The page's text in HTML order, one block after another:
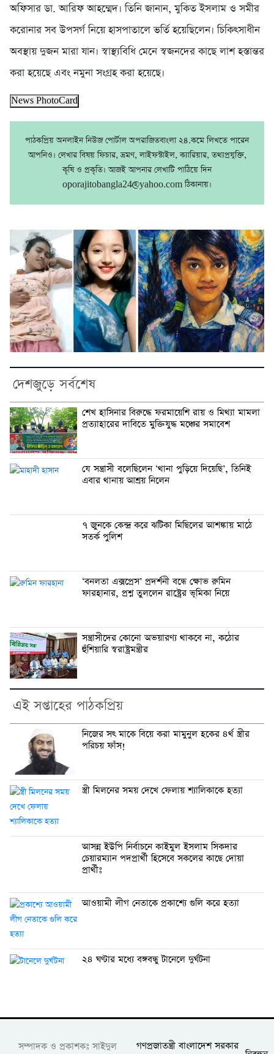
অফিসার ডা. আরিফ আহম্মেদ। তিনি জানান, মুকিত ইসলাম ও সমীর
করোনার সব উপসর্গ নিয়ে হাসপাতালে ভর্তি হয়েছিলেন। চিকিৎসাধীন
অবস্থায় দুজন মারা যান। স্বাস্থ্যবিধি মেনে স্বজনদের কাছে লাশ হস্তান্তর
করা হয়েছে এবং নমুনা সংগ্রহ করা হয়েছে।
News PhotoCard
পাঠকপ্রিয় অনলাইন নিউজ পোর্টাল অপরাজিতবাংলা ২৪.কমে লিখতে পারেন
আপনিও। লেখার বিষয় ফিচার, ভ্রমণ, লাইফস্টাইল, ক্যারিয়ার, তথ্যপ্রযুক্তি,
কৃষি ও প্রকৃতি। আজই আপনার লেখাটি পাঠিয়ে দিন
oporajitobangla24@yahoo.com ঠিকানায়।
দেশজুড়ে সর্বশেষ
শেখ হাসিনার বিরুদ্ধে ফরমায়েশি রায় ও মিথ্যা মামলা
প্রত্যাহারের দাবিতে মুক্তিযুদ্ধ মঞ্চের সমাবেশ
যে সন্ত্রাসী বলেছিলেন ‘থানা পুড়িয়ে দিয়েছি’, তিনিই
এবার থানায় আশ্রয় নিলেন
৭ জুনকে কেন্দ্র করে ঝটিকা মিছিলের আশঙ্কায় মাঠে
সতর্ক পুলিশ
‘বনলতা এক্সপ্রেস’ প্রদর্শনী বন্ধে ক্ষোভ রুমিন
ফারহানার, প্রশ্ন তুললেন রাষ্ট্রের ভূমিকা নিয়ে
সন্ত্রাসীদের কোনো অভয়ারণ্য থাকবে না, কঠোর
হুঁশিয়ারি স্বরাষ্ট্রমন্ত্রীর
এই সপ্তাহের পাঠকপ্রিয়
নি‌জের সৎ মা‌কে বি‌য়ে করা মামুনুল হ‌কের ৪র্থ স্ত্রীর
প‌রিচয় ফাঁস!
স্ত্রী মিলনের সময় দেখে ফেলায় শ্যালিকাকে হত্যা
আসন্ন ইউপি নির্বাচনে কাইমুল ইসলাম সিকদার
চেয়ারম্যান পদপ্রার্থী হিসেবে সকলের কাছে দোয়া
প্রার্থীঃ
আওয়ামী লীগ নেতাকে প্রকাশ্যে গুলি করে হত্যা
২৪ ঘণ্টার মধ্যে বঙ্গবন্ধু টানেলে দুর্ঘটনা
সম্পাদক ও প্রকাশকঃ সাইদুল গণপ্রজাতন্ত্রী বাংলাদেশ সরকার